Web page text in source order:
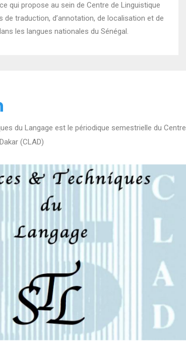
qui propose au sein de Centre de Linguistique
de traduction, d’annotation, de localisation et de
les langues nationales du Sénégal.
du Langage est le périodique semestrielle du Centre
(CLAD)